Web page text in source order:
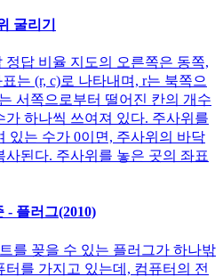
굴리기
답 비율 지도의 오른쪽은 동쪽,
는 (r, c)로 나타내며, r는 북쪽으
서쪽으로부터 떨어진 칸의 개수
하나씩 쓰여져 있다. 주사위를
있는 수가 0이면, 주사위의 바닥
사된다. 주사위를 놓은 곳의 좌표
- 플러그(2010)
를 꽂을 수 있는 플러그가 하나밖
를 가지고 있는데, 컴퓨터의 전